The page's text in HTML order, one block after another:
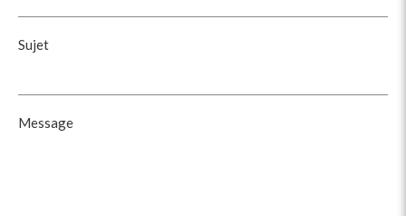
Sujet
Message